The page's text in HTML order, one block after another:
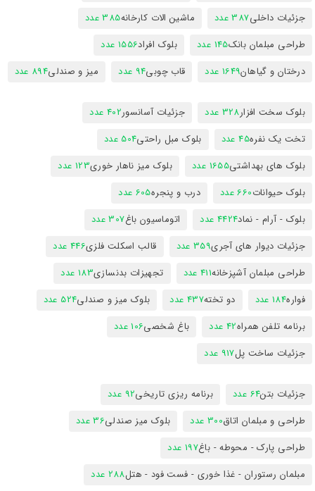
جزئیات داخلی387 عدد ماشین الات کارخانه385 عدد
طراحی مبلمان بانک145 عدد بلوک افراد1556 عدد
درختان و گیاهان1649 عدد قاب چوبی94 عدد میز و صندلی894 عدد
بلوک سخت افزار328 عدد جزئیات آسانسور402 عدد
تخت یک نفره45 عدد بلوک مبل راحتی504 عدد
بلوک های بهداشتی1655 عدد بلوک میز ناهار خوری123 عدد
بلوک حیوانات660 عدد درب و پنجره605 عدد
بلوک - آرام - نماد4424 عدد اتوماسیون باغ307 عدد
جزئیات دیوار های آجری359 عدد قالب اسکلت فلزی446 عدد
طراحی مبلمان آشپزخانه411 عدد تجهیزات بدنسازی183 عدد
فواره184 عدد دو تخته437 عدد بلوک میز و صندلی524 عدد
برنامه تلفن همراه42 عدد باغ شخصی106 عدد
جزئیات ساخت پل917 عدد
جزئیات بتن64 عدد برنامه ریزی تاریخی92 عدد
طراحی و مبلمان اتاق300 عدد بلوک میز صندلی36 عدد
طراحی پارک - محوطه - باغ197 عدد
مبلمان رستوران - غذا خوری - فست فود - هتل288 عدد